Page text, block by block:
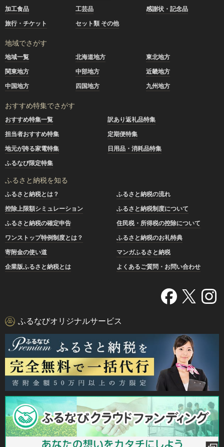
加工食品
工芸品
感謝状・記念品
旅行・チケット
セット類 その他
地域でさがす
地域一覧 北海道地方
東北地方
関東地方
中部地方
近畿地方
中国地方
四国地方 九州地方
おすすめ特集でさがす
おすすめ特集一覧
訳あり返礼品特集
担当者おすすめ特集
定期便特集
地元が誇る家電特集
日用品・消耗品特集
ふるなび限定特集
ふるさと納税を知る
ふるさと納税とは？
ふるさと納税の流れ
控除上限額シミュレーション
ふるさと納税制度について
ふるさと納税の確定申告
住民税・所得税の控除について
ワンストップ特例制度とは？
ふるさと納税のお礼特典
寄附金の使い道
マンガふるさと納税
企業版ふるさと納税とは
よくあるご質問・お問い合わせ
ふるなびオリジナルサービス